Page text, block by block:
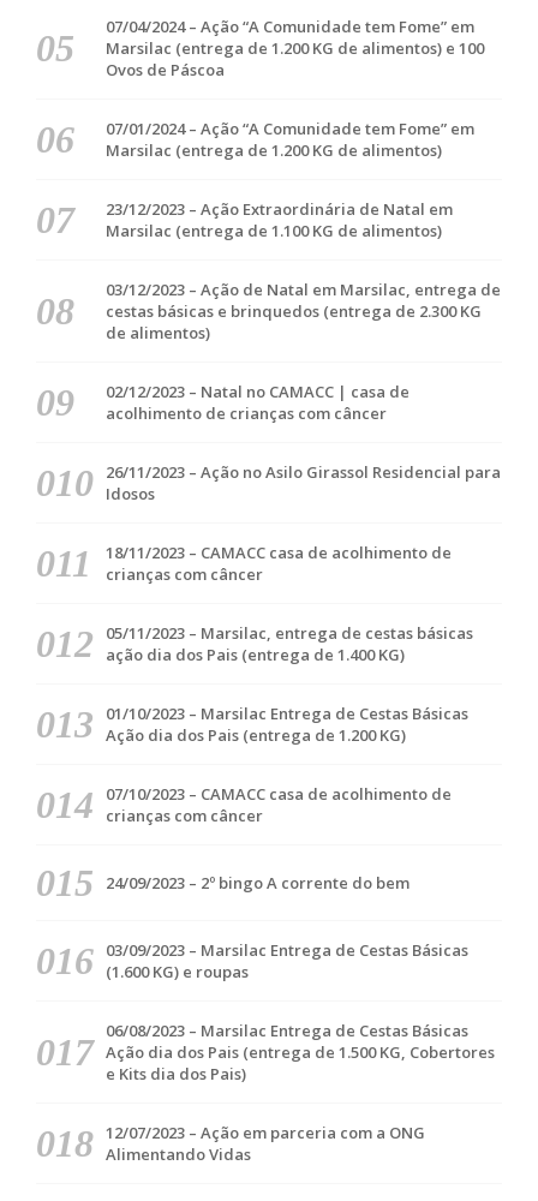
07/04/2024 – Ação “A Comunidade tem Fome” em
Marsilac (entrega de 1.200 KG de alimentos) e 100
Ovos de Páscoa
07/01/2024 – Ação “A Comunidade tem Fome” em
Marsilac (entrega de 1.200 KG de alimentos)
23/12/2023 – Ação Extraordinária de Natal em
Marsilac (entrega de 1.100 KG de alimentos)
03/12/2023 – Ação de Natal em Marsilac, entrega de
cestas básicas e brinquedos (entrega de 2.300 KG
de alimentos)
02/12/2023 – Natal no CAMACC | casa de
acolhimento de crianças com câncer
26/11/2023 – Ação no Asilo Girassol Residencial para
Idosos
18/11/2023 – CAMACC casa de acolhimento de
crianças com câncer
05/11/2023 – Marsilac, entrega de cestas básicas
ação dia dos Pais (entrega de 1.400 KG)
01/10/2023 – Marsilac Entrega de Cestas Básicas
Ação dia dos Pais (entrega de 1.200 KG)
07/10/2023 – CAMACC casa de acolhimento de
crianças com câncer
24/09/2023 – 2º bingo A corrente do bem
03/09/2023 – Marsilac Entrega de Cestas Básicas
(1.600 KG) e roupas
06/08/2023 – Marsilac Entrega de Cestas Básicas
Ação dia dos Pais (entrega de 1.500 KG, Cobertores
e Kits dia dos Pais)
12/07/2023 – Ação em parceria com a ONG
Alimentando Vidas